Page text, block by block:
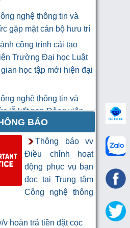
nghệ thông tin và
gặp mặt cán bộ hưu trí
công trình cải tạo
Trường Đại học Luật
học tập mới hiện đại
nghệ thông tin và
lễ kết nạp Đảng viên
học “Trí tuệ nhân tạo
thông tin và thư viện”
BÁO
Thông báo vv
Điều chỉnh hoạt
động phục vụ bạn
đọc tại Trung tâm
Công nghệ thông
v hoàn trả tiền đặt cọc